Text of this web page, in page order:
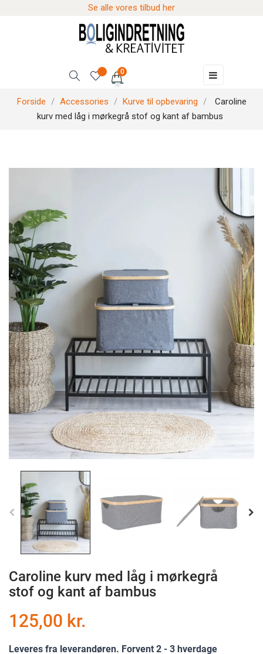
Se alle vores tilbud her
0
Skift
☰
Forside Accessories Kurve til opbevaring
Caroline
kurv med låg i mørkegrå stof og kant af bambus
Caroline kurv med låg i mørkegrå
stof og kant af bambus
125,00 kr.
Leveres fra leverandøren. Forvent 2 - 3 hverdage